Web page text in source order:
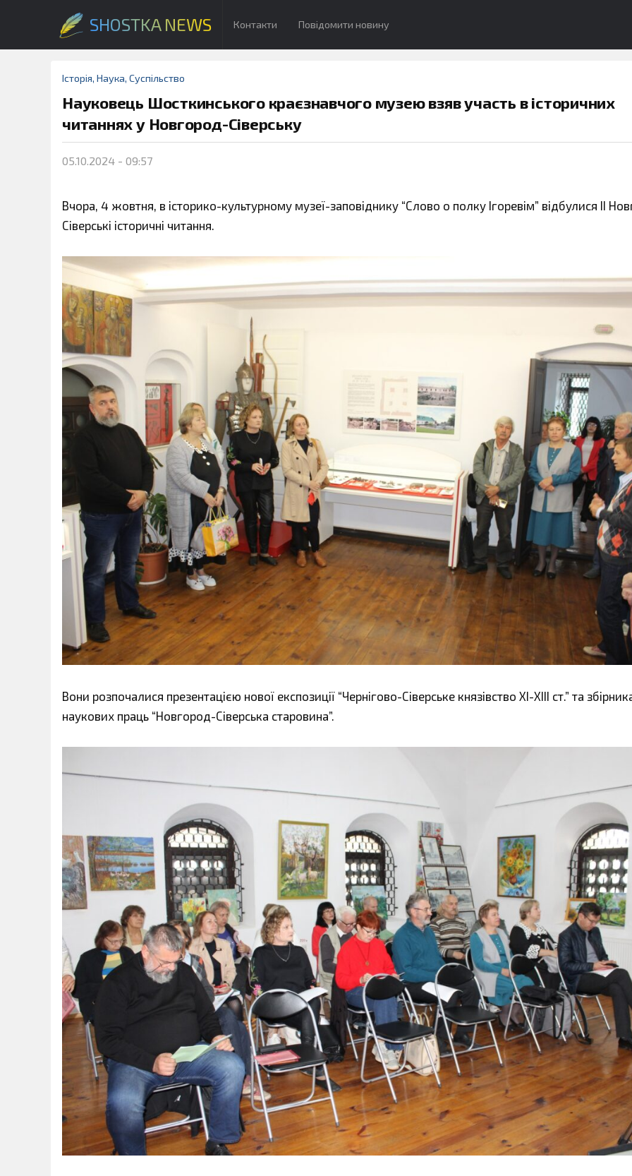
SHOSTKA NEWS Контакти Повідомити новину
Історія, Наука, Суспільство
Науковець Шосткинського краєзнавчого музею взяв участь в історичних
читаннях у Новгород-Сіверську
05.10.2024 - 09:57
Вчора, 4 жовтня, в історико-культурному музеї-заповіднику “Слово о полку Ігоревім” відбулися ІІ
Сіверські історичні читання.
Вони розпочалися презентацією нової експозиції “Чернігово-Сіверське князівство ХІ-ХІІІ ст.” та
наукових праць “Новгород-Сіверська старовина”.